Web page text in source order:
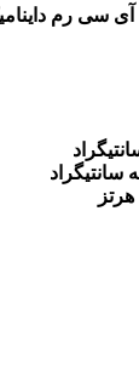
آی سی رم